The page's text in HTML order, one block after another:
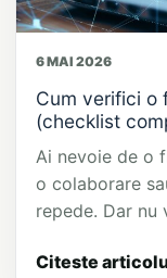
6 MAI 2026
Cum verifici o
(checklist
Ai nevoie de o
o colaborare
repede. Dar nu
Citeste